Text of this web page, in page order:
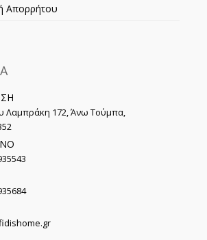
Απορρήτου
Λαμπράκη 172, Άνω Τούμπα,